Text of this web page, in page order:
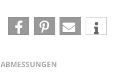
ABMESSUNGEN